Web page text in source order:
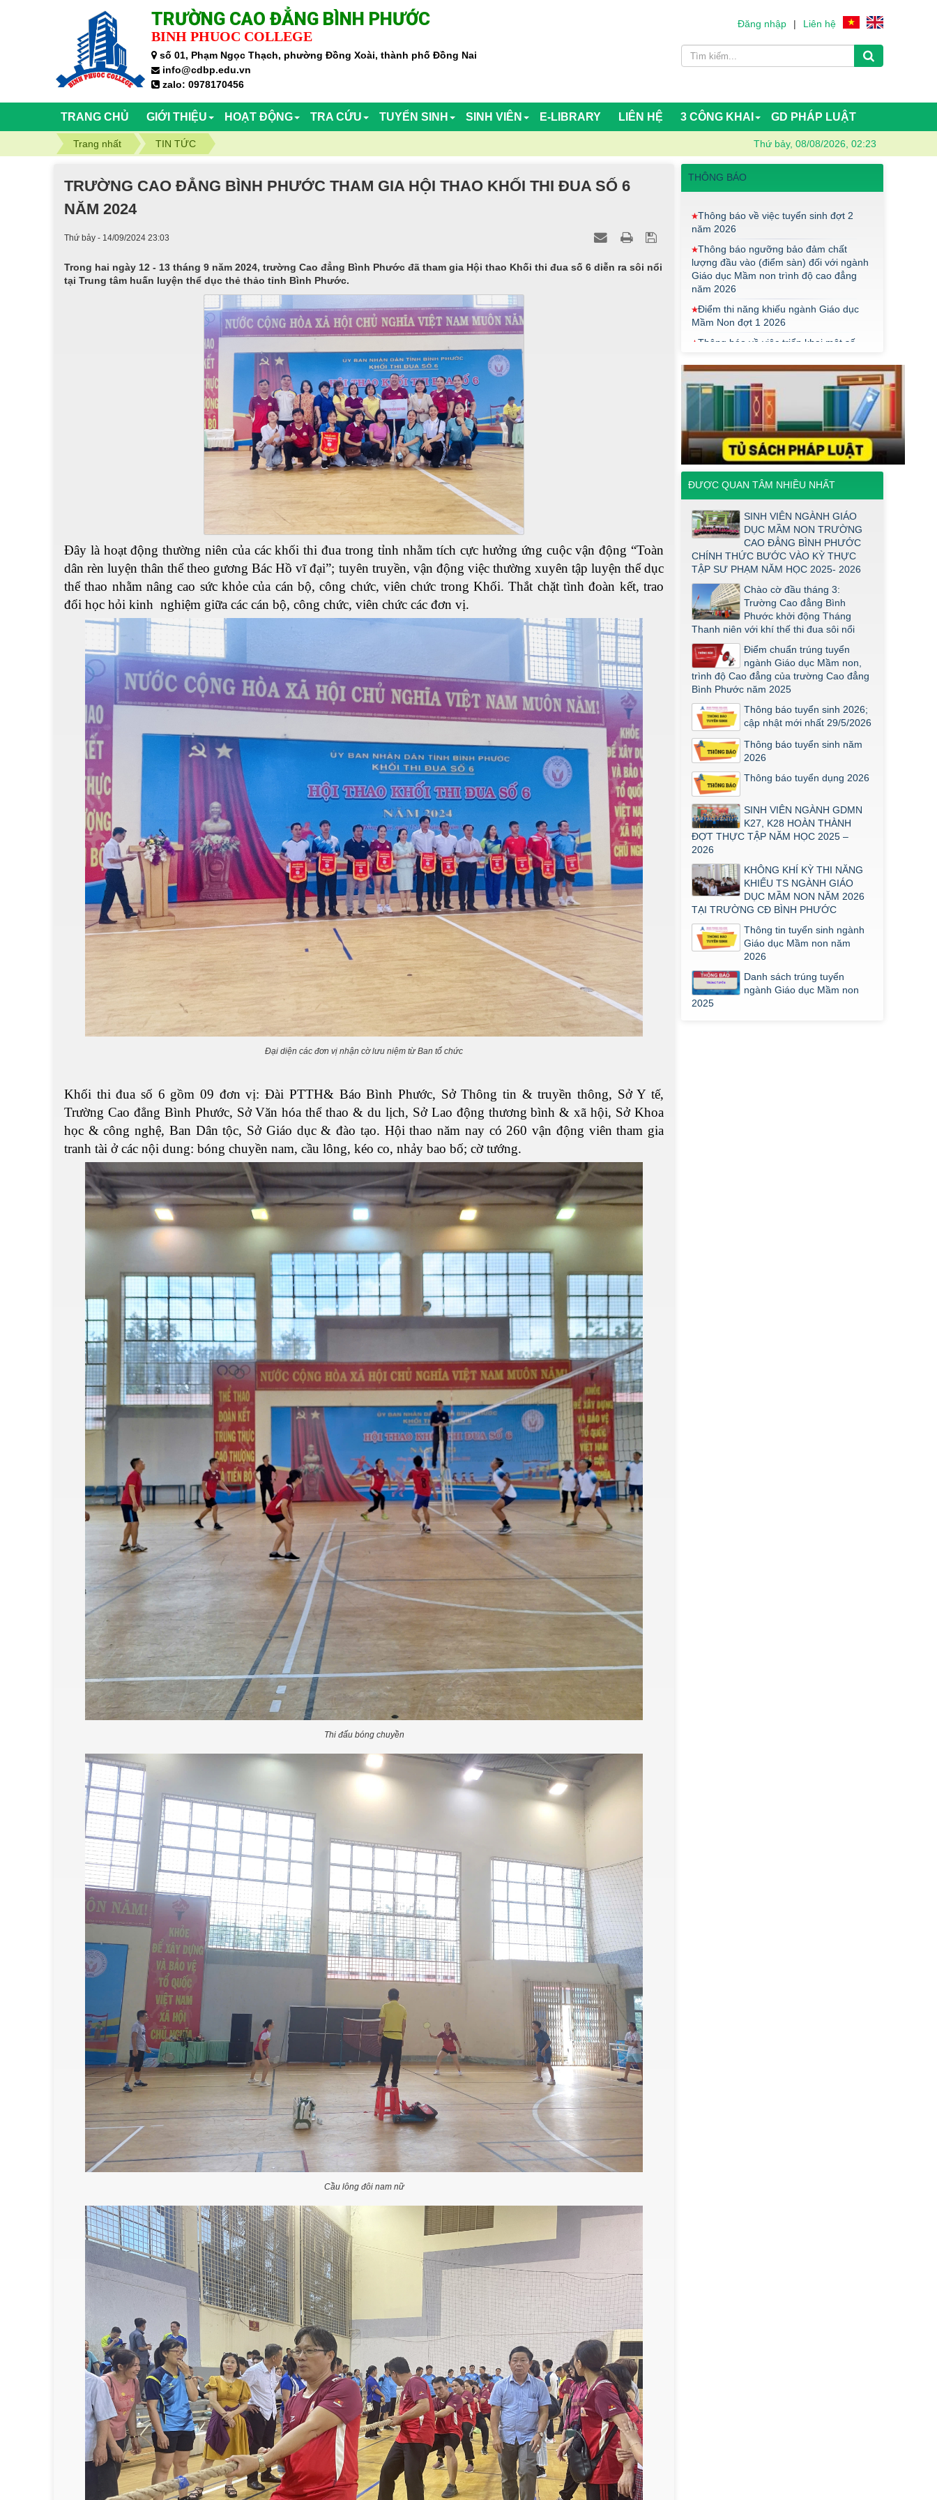
TRƯỜNG CAO ĐẲNG BÌNH PHƯỚC
BINH PHUOC COLLEGE
số 01, Phạm Ngọc Thạch, phường Đồng Xoài, thành phố Đồng Nai
info@cdbp.edu.vn
zalo: 0978170456
Đăng nhập | Liên hệ
TRANG CHỦ GIỚI THIỆU HOẠT ĐỘNG TRA CỨU TUYỂN SINH SINH VIÊN E-LIBRARY LIÊN HỆ 3 CÔNG KHAI GD PHÁP LUẬT
Trang nhất TIN TỨC Thứ bảy, 08/08/2026, 02:23
TRƯỜNG CAO ĐẲNG BÌNH PHƯỚC THAM GIA HỘI THAO KHỐI THI ĐUA SỐ 6
NĂM 2024
Thứ bảy - 14/09/2024 23:03
Trong hai ngày 12 - 13 tháng 9 năm 2024, trường Cao đẳng Bình Phước đã tham gia Hội thao Khối thi đua số 6 diễn ra sôi nổi
tại Trung tâm huấn luyện thể dục thẻ thảo tỉnh Bình Phước.
Đây là hoạt động thường niên của các khối thi đua trong tỉnh nhằm tích cực hưởng ứng cuộc vận động “Toàn
dân rèn luyện thân thể theo gương Bác Hồ vĩ đại”; tuyên truyền, vận động việc thường xuyên tập luyện thể dục
thể thao nhằm nâng cao sức khỏe của cán bộ, công chức, viên chức trong Khối. Thắt chặt tình đoàn kết, trao
đổi học hỏi kinh nghiệm giữa các cán bộ, công chức, viên chức các đơn vị.
Đại diện các đơn vị nhận cờ lưu niệm từ Ban tổ chức
Khối thi đua số 6 gồm 09 đơn vị: Đài PTTH& Báo Bình Phước, Sở Thông tin & truyền thông, Sở Y tế,
Trường Cao đẳng Bình Phước, Sở Văn hóa thể thao & du lịch, Sở Lao động thương bình & xã hội, Sở Khoa
học & công nghệ, Ban Dân tộc, Sở Giáo dục & đào tạo. Hội thao năm nay có 260 vận động viên tham gia
tranh tài ở các nội dung: bóng chuyền nam, cầu lông, kéo co, nhảy bao bố; cờ tướng.
Thi đấu bóng chuyền
Cầu lông đôi nam nữ
THÔNG BÁO
Thông báo về việc tuyển sinh đợt 2
năm 2026
lượng đầu vào (điểm sàn) đối với ngành
Giáo dục Mầm non trình độ cao đẳng
năm 2026
Điểm thi năng khiếu ngành Giáo dục
Mầm Non đợt 1 2026
Thông báo về việc triển khai một số
văn bản mới
THÔNG BÁO VỀ VIỆC PHÚC KHẢO
ĐIỂM THI TỐT NGHIỆP KHỐI Y DƯỢC
ĐIỂM TỐT NGHIỆP KHỐI Y - DƯỢC
NĂM 2026
Thông báo về việc tổ chức thi năng
khiếu ngành Giáo dục Mầm non năm
2026
Thông báo về việc tuyển sinh đợt 2
năm 2026
Thông báo ngưỡng bảo đảm chất
lượng đầu vào (điểm sàn) đối với ngành
Giáo dục Mầm non trình độ cao đẳng
năm 2026
Điểm thi năng khiếu ngành Giáo dục
Mầm Non đợt 1 2026
Thông báo về việc triển khai một số
văn bản mới
THÔNG BÁO VỀ VIỆC PHÚC KHẢO
ĐIỂM THI TỐT NGHIỆP KHỐI Y DƯỢC
NĂM 2026
ĐIỂM TỐT NGHIỆP KHỐI Y - DƯỢC
NĂM 2026
Thông báo về việc tổ chức thi năng
khiếu ngành Giáo dục Mầm non năm
2026
ĐƯỢC QUAN TÂM NHIỀU NHẤT
SINH VIÊN NGÀNH GIÁO
DỤC MẦM NON TRƯỜNG
CAO ĐẲNG BÌNH PHƯỚC
CHÍNH THỨC BƯỚC VÀO KỲ THỰC
TẬP SƯ PHẠM NĂM HỌC 2025- 2026
Chào cờ đầu tháng 3:
Trường Cao đẳng Bình
Phước khởi động Tháng
Thanh niên với khí thế thi đua sôi nổi
Điểm chuẩn trúng tuyển
ngành Giáo dục Mầm non,
trình độ Cao đẳng của trường Cao đẳng
Bình Phước năm 2025
Thông báo tuyển sinh 2026;
cập nhật mới nhất 29/5/2026
Thông báo tuyển sinh năm
2026
Thông báo tuyển dụng 2026
SINH VIÊN NGÀNH GDMN
K27, K28 HOÀN THÀNH
ĐỢT THỰC TẬP NĂM HỌC 2025 –
2026
KHÔNG KHÍ KỲ THI NĂNG
KHIẾU TS NGÀNH GIÁO
DỤC MẦM NON NĂM 2026
TẠI TRƯỜNG CĐ BÌNH PHƯỚC
Thông tin tuyển sinh ngành
Giáo dục Mầm non năm
2026
Danh sách trúng tuyển
ngành Giáo dục Mầm non
2025